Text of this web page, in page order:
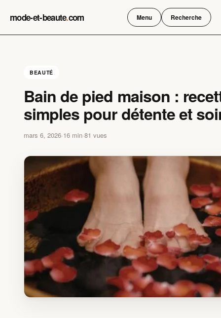
mode-et-beaute.com Menu Recherche
BEAUTÉ
Bain de pied maison :
simples pour détente et
mars 6, 2026·16 min·81 vues